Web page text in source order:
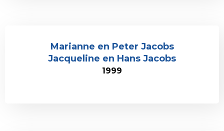
Marianne en Peter Jacobs
Jacqueline en Hans Jacobs
1999